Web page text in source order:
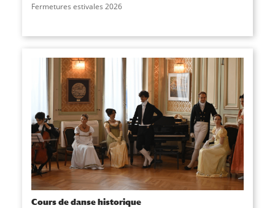
Fermetures estivales 2026
Cours de danse historique